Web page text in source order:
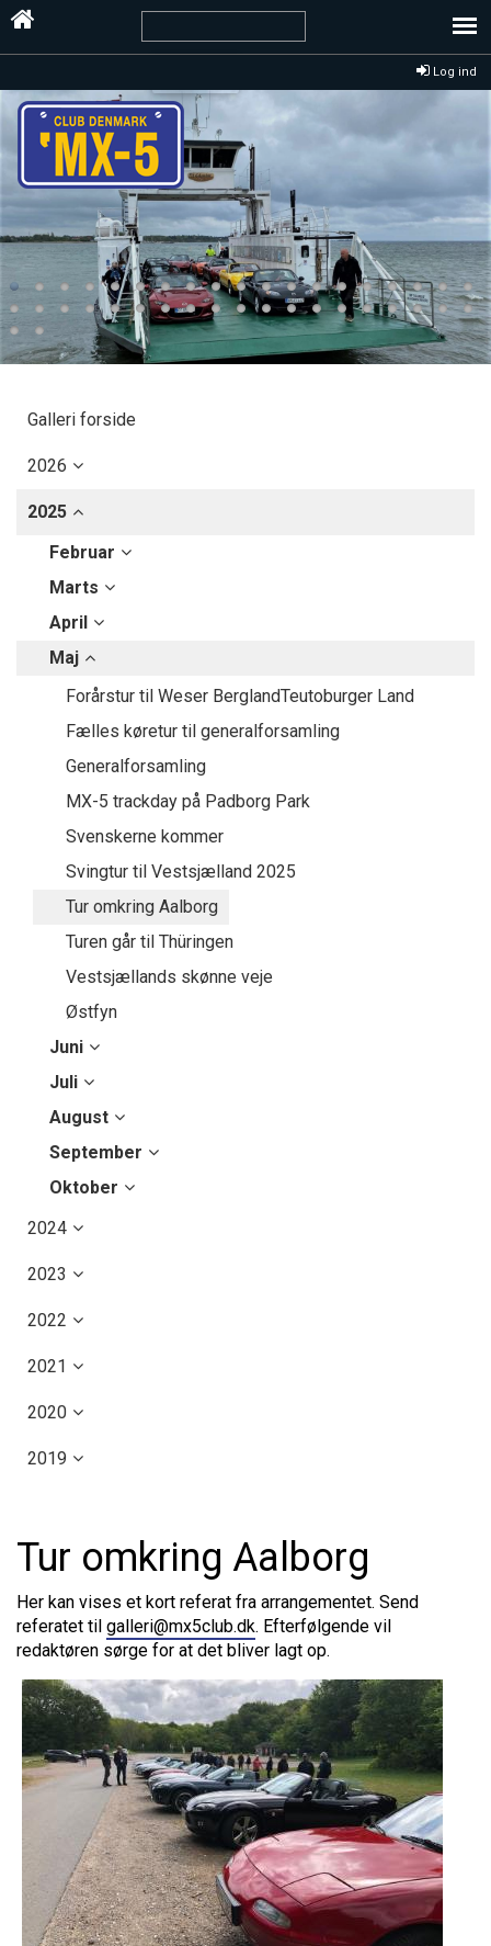
Log ind
Galleri forside
2026
2025
Februar
Marts
April
Maj
Forårstur til Weser BerglandTeutoburger Land
Fælles køretur til generalforsamling
Generalforsamling
MX-5 trackday på Padborg Park
Svenskerne kommer
Svingtur til Vestsjælland 2025
Tur omkring Aalborg
Turen går til Thüringen
Vestsjællands skønne veje
Østfyn
Juni
Juli
August
September
Oktober
2024
2023
2022
2021
2020
2019
Tur omkring Aalborg
Her kan vises et kort referat fra arrangementet. Send
referatet til galleri@mx5club.dk. Efterfølgende vil
redaktøren sørge for at det bliver lagt op.